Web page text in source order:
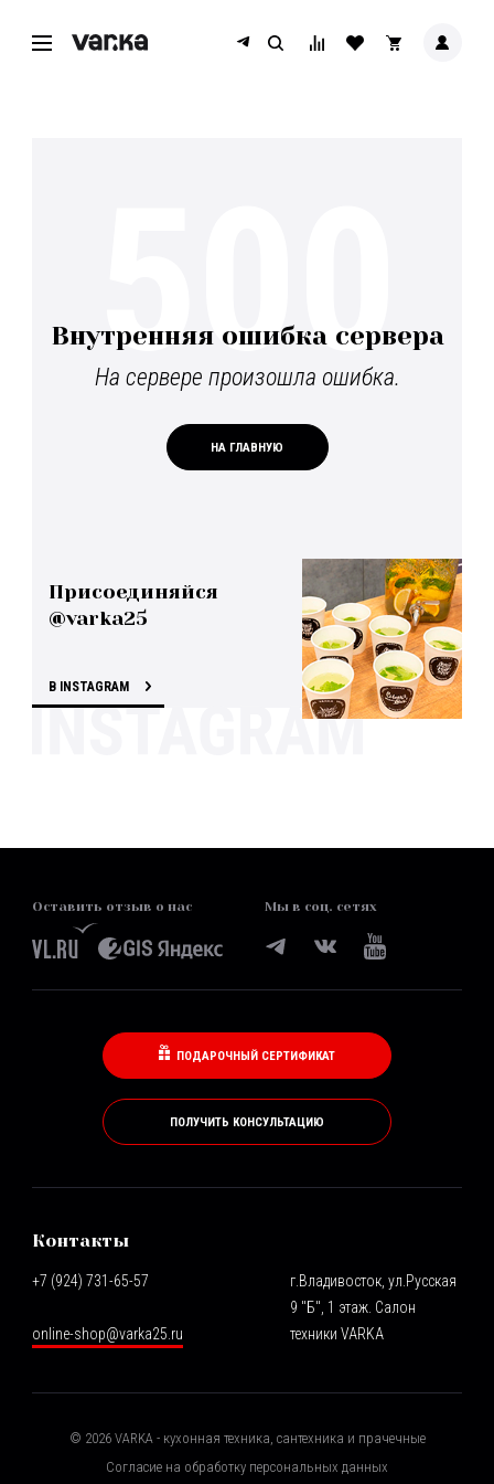
Внутренняя ошибка сервера
На сервере произошла ошибка.
НА ГЛАВНУЮ
500
Присоединяйся
@varka25
В INSTAGRAM
Оставить отзыв о нас Мы в соц. сетях
ПОДАРОЧНЫЙ СЕРТИФИКАТ
ПОЛУЧИТЬ КОНСУЛЬТАЦИЮ
Контакты
+7 (924) 731-65-57
online-shop@varka25.ru
г.Владивосток, ул.Русская
9 "Б", 1 этаж. Салон
техники VARKA
© 2026VARKA - кухонная техника, сантехника и прачечные
Согласие на обработку персональных данных